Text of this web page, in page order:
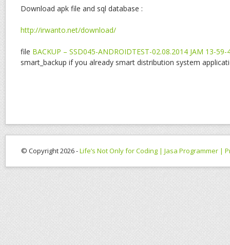
Download apk file and sql database :
http://irwanto.net/download/
file BACKUP – SSD045-ANDROIDTEST-02.08.2014 JAM 13-
smart_backup if you already smart distribution system
© Copyright 2026 -Life’s Not Only for Coding | Jasa Programmer |